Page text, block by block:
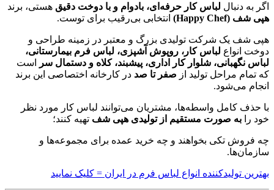
اگر به دنبال لباس کار حرفه‌ای، بادوام و با دوخت دقیق هستی، برند
هپی شف (Happy Chef)
انتخابی بی‌رقیب برای توست.
هپی شف یک شرکت تولیدی بزرگ و معتبر در زمینه طراحی و
دوخت انواع لباس کار، روپوش آشپزی، لباس فرم بیمارستانی،
لباس نگهبانی، شلوار کار اداری، پیشبند، کلاه و دستمال سر
است
که تمام مراحل تولید از صفر تا صد در کارخانه اختصاصی این برند
انجام می‌شود.
با حذف کامل واسطه‌ها، مشتریان می‌توانند لباس کار مورد نظر
خود را به صورت مستقیم از تولیدی هپی شف تهیه کنند؛
چه فروش تکی بخواهند و چه خرید عمده برای مجموعه‌ها و
سازمان‌ها.
بهترین تولیدکننده انواع لباس فرم در ایران = کلیک نمایید